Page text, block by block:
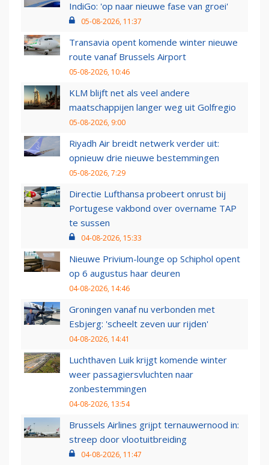
IndiGo: 'op naar nieuwe fase van groei'
05-08-2026, 11:37
Transavia opent komende winter nieuwe
route vanaf Brussels Airport
05-08-2026, 10:46
KLM blijft net als veel andere
maatschappijen langer weg uit Golfregio
05-08-2026, 9:00
Riyadh Air breidt netwerk verder uit:
opnieuw drie nieuwe bestemmingen
05-08-2026, 7:29
Directie Lufthansa probeert onrust bij
Portugese vakbond over overname TAP
te sussen
04-08-2026, 15:33
Nieuwe Privium-lounge op Schiphol opent
op 6 augustus haar deuren
04-08-2026, 14:46
Groningen vanaf nu verbonden met
Esbjerg: 'scheelt zeven uur rijden'
04-08-2026, 14:41
Luchthaven Luik krijgt komende winter
weer passagiersvluchten naar
zonbestemmingen
04-08-2026, 13:54
Brussels Airlines grijpt ternauwernood in:
streep door vlootuitbreiding
04-08-2026, 11:47